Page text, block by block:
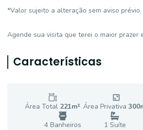
*Valor sujeito a alteração sem aviso prévio.
Agende sua visita que terei o maior prazer
Características
Área Total 221m² Área Privativa 300
4 Banheiros 1 Suíte